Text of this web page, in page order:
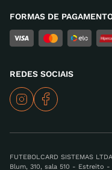
FORMAS DE
REDES SOCIAIS
FUTEBOLCARD SISTEMAS
Blum, 310, sala 510 - Estreito